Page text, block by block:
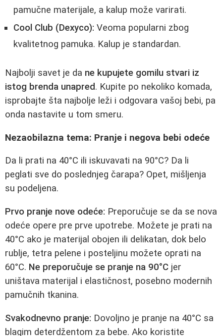
pamučne materijale, a kalup može varirati.
Cool Club (Dexyco): Veoma popularni zbog
kvalitetnog pamuka. Kalup je standardan.
Najbolji savet je da ne kupujete gomilu stvari iz
istog brenda unapred. Kupite po nekoliko komada,
isprobajte šta najbolje leži i odgovara vašoj bebi, pa
onda nastavite u tom smeru.
Nezaobilazna tema: Pranje i negova bebi odeće
Da li prati na 40°C ili iskuvavati na 90°C? Da li
peglati sve do poslednjeg čarapa? Opet, mišljenja
su podeljena.
Prvo pranje nove odeće: Preporučuje se da se nova
odeće opere pre prve upotrebe. Možete je prati na
40°C ako je materijal obojen ili delikatan, dok belo
rublje, tetra pelene i posteljinu možete oprati na
60°C. Ne preporučuje se pranje na 90°C jer
uništava materijal i elastičnost, posebno modernih
pamučnih tkanina.
Svakodnevno pranje: Dovoljno je pranje na 40°C sa
blagim deterdžentom za bebe. Ako koristite